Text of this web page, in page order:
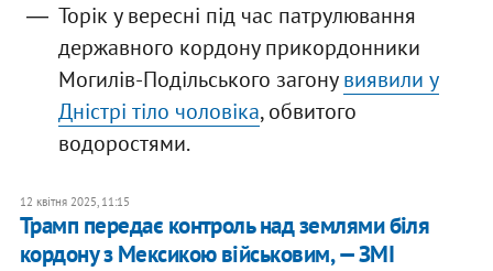
Торік у вересні під час патрулювання
державного кордону прикордонники
Могилів-Подільського загонувиявили у
Дністрі тіло чоловіка, обвитого
водоростями.
12 квітня 2025, 11:15
Трамп передає контроль над землями біля
кордону з Мексикою військовим, — ЗМІ